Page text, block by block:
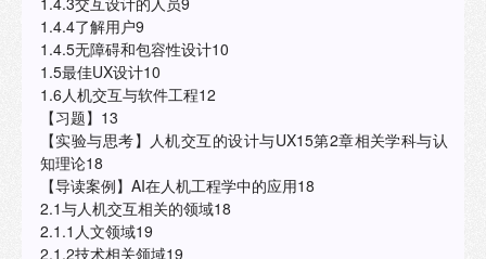
1.4.4了解用户9
1.4.5无障碍和包容性设计10
1.5最佳UX设计10
1.6人机交互与软件工程12
【习题】13
【实验与思考】人机交互的设计与UX15第2章相关学科与认
知理论18
【导读案例】AI在人机工程学中的应用18
2.1与人机交互相关的领域18
2.1.1人文领域19
2.1.2技术相关领域19